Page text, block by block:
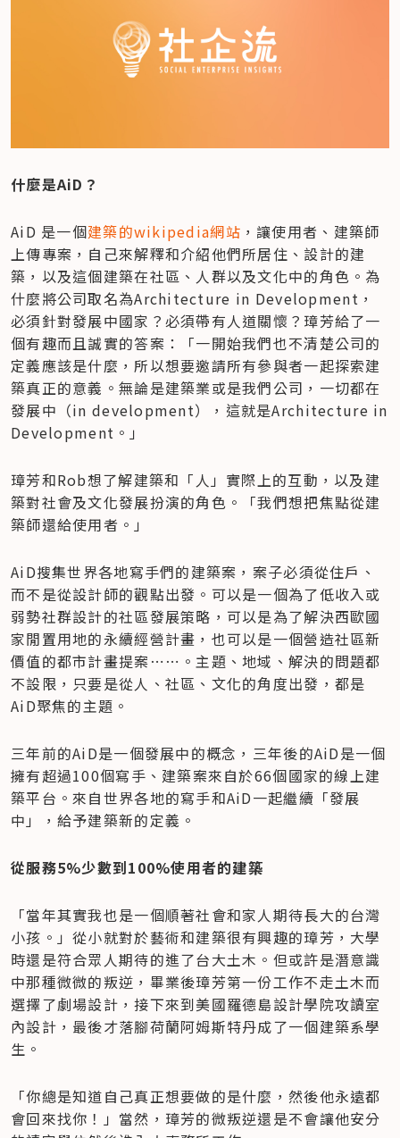
什麼是AiD？
AiD 是一個建築的wikipedia網站 ，讓使用者、建築師
上傳專案，自己來解釋和介紹他們所居住、設計的建
築，以及這個建築在社區、人群以及文化中的角色。為
什麼將公司取名為Architecture in Development，
必須針對發展中國家？必須帶有人道關懷？璋芳給了一
個有趣而且誠實的答案：「一開始我們也不清楚公司的
定義應該是什麼，所以想要邀請所有參與者一起探索建
築真正的意義。無論是建築業或是我們公司，一切都在
發展中（in development），這就是Architecture in
Development。」
璋芳和Rob想了解建築和「人」實際上的互動，以及建
築對社會及文化發展扮演的角色。「我們想把焦點從建
築師還給使用者。」
AiD搜集世界各地寫手們的建築案，案子必須從住戶、
而不是從設計師的觀點出發。可以是一個為了低收入或
弱勢社群設計的社區發展策略，可以是為了解決西歐國
家閒置用地的永續經營計畫，也可以是一個營造社區新
價值的都市計畫提案⋯⋯。主題、地域、解決的問題都
不設限，只要是從人、社區、文化的角度出發，都是
AiD聚焦的主題。
三年前的AiD是一個發展中的概念，三年後的AiD是一個
擁有超過100個寫手、建築案來自於66個國家的線上建
築平台。來自世界各地的寫手和AiD一起繼續「發展
中」，給予建築新的定義。
從服務5%少數到100%使用者的建築
「當年其實我也是一個順著社會和家人期待長大的台灣
小孩。」從小就對於藝術和建築很有興趣的璋芳，大學
時還是符合眾人期待的進了台大土木。但或許是潛意識
中那種微微的叛逆，畢業後璋芳第一份工作不走土木而
選擇了劇場設計，接下來到美國羅德島設計學院攻讀室
內設計，最後才落腳荷蘭阿姆斯特丹成了一個建築系學
生。
「你總是知道自己真正想要做的是什麼，然後他永遠都
會回來找你！」當然，璋芳的微叛逆還是不會讓他安分